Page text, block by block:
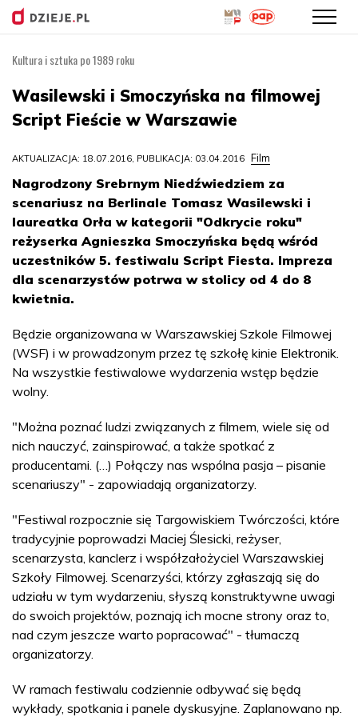
treści
Kultura i sztuka po 1989 roku
Wasilewski i Smoczyńska na filmowej
Script Fieście w Warszawie
AKTUALIZACJA: 18.07.2016, PUBLIKACJA: 03.04.2016 Film
Nagrodzony Srebrnym Niedźwiedziem za
scenariusz na Berlinale Tomasz Wasilewski i
laureatka Orła w kategorii "Odkrycie roku"
reżyserka Agnieszka Smoczyńska będą wśród
uczestników 5. festiwalu Script Fiesta. Impreza
dla scenarzystów potrwa w stolicy od 4 do 8
kwietnia.
Będzie organizowana w Warszawskiej Szkole Filmowej
(WSF) i w prowadzonym przez tę szkołę kinie Elektronik.
Na wszystkie festiwalowe wydarzenia wstęp będzie
wolny.
"Można poznać ludzi związanych z filmem, wiele się od
nich nauczyć, zainspirować, a także spotkać z
producentami. (…) Połączy nas wspólna pasja – pisanie
scenariuszy" - zapowiadają organizatorzy.
"Festiwal rozpocznie się Targowiskiem Twórczości, które
tradycyjnie poprowadzi Maciej Ślesicki, reżyser,
scenarzysta, kanclerz i współzałożyciel Warszawskiej
Szkoły Filmowej. Scenarzyści, którzy zgłaszają się do
udziału w tym wydarzeniu, słyszą konstruktywne uwagi
do swoich projektów, poznają ich mocne strony oraz to,
nad czym jeszcze warto popracować" - tłumaczą
organizatorzy.
W ramach festiwalu codziennie odbywać się będą
wykłady, spotkania i panele dyskusyjne. Zaplanowano np.